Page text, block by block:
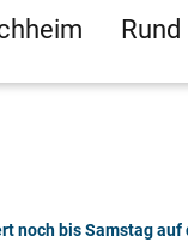
noch bis Samstag